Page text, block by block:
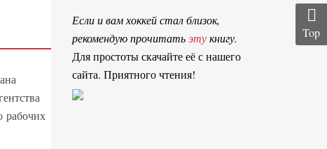
рабочих
Если и вам хоккей стал близок,
рекомендую прочитатьэтукнигу.
Для простоты скачайте её с нашего
сайта. Приятного чтения!
Top